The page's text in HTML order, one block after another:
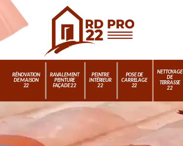
RÉNOVATION
DE MAISON
22
RAVALEMENT
PEINTURE
FAÇADE 22
PEINTRE
INTÉRIEUR
22
POSE DE
CARRELAGE
22
NETTOYAGE
DE
TERRASSE
22